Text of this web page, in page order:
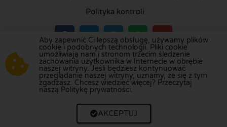
Polityka kontroli
Odwiedź naszą platformę recenzji wHolandii,
Wielkiej Brytanii,Francji,Niemczech,Belgii,
Hiszpanii,Włoszech, Portugalii,Danii,Finlandii i
Szwecji.
Aby zapewnić Ci lepszą obsługę, używamy plików
cookie i podobnych technologii. Pliki cookie
umożliwiają nam i stronom trzecim śledzenie
zachowania użytkownika w Internecie w obrębie
naszej witryny. Jeśli będziesz kontynuować
przeglądanie naszej witryny, uznamy, że się z tym
zgadzasz. Chcesz wiedzieć więcej? Przeczytaj
naszą Politykę prywatności.
AKCEPTUJ